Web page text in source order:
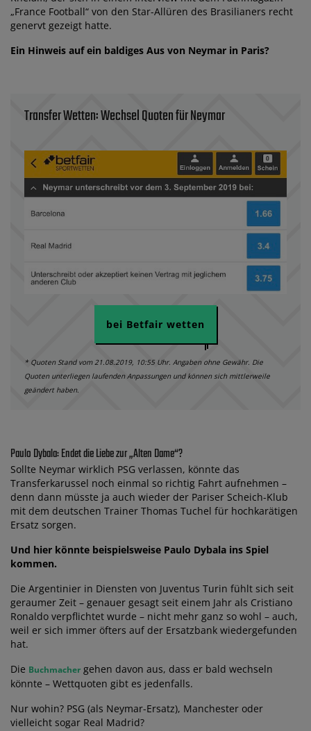
„France Football“ von den Star-Allüren des Brasilianers recht
genervt gezeigt hatte.
Ein Hinweis auf ein baldiges Aus von Neymar in Paris?
Transfer Wetten: Wechsel Quoten für Neymar
bei Betfair wetten
* Quoten Stand vom 21.08.2019, 10:55 Uhr. Angaben ohne Gewähr. Die
Quoten unterliegen laufenden Anpassungen und können sich mittlerweile
geändert haben.
Paulo Dybala: Endet die Liebe zur „Alten Dame“?
Sollte Neymar wirklich PSG verlassen, könnte das
Transferkarussel noch einmal so richtig Fahrt aufnehmen –
denn dann müsste ja auch wieder der Pariser Scheich-Klub
mit dem deutschen Trainer Thomas Tuchel für hochkarätigen
Ersatz sorgen.
Und hier könnte beispielsweise Paulo Dybala ins Spiel
kommen.
Die Argentinier in Diensten von Juventus Turin fühlt sich seit
geraumer Zeit – genauer gesagt seit einem Jahr als Cristiano
Ronaldo verpflichtet wurde – nicht mehr ganz so wohl – auch,
weil er sich immer öfters auf der Ersatzbank wiedergefunden
hat.
Die Buchmacher gehen davon aus, dass er bald wechseln
könnte – Wettquoten gibt es jedenfalls.
Nur wohin? PSG (als Neymar-Ersatz), Manchester oder
vielleicht sogar Real Madrid?